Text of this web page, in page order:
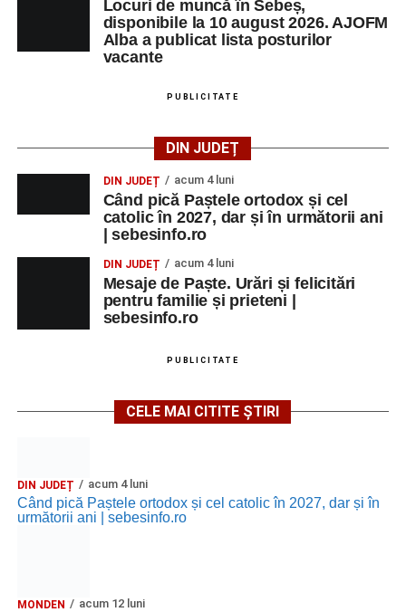
Locuri de muncă în Sebeș,
disponibile la 10 august 2026. AJOFM
Alba a publicat lista posturilor
vacante
PUBLICITATE
DIN JUDEȚ
DIN JUDEȚ acum 4 luni
Când pică Paștele ortodox și cel
catolic în 2027, dar și în următorii ani
| sebesinfo.ro
DIN JUDEȚ acum 4 luni
Mesaje de Paște. Urări și felicitări
pentru familie și prieteni |
sebesinfo.ro
PUBLICITATE
CELE MAI CITITE ȘTIRI
DIN JUDEȚ acum 4 luni
Când pică Paștele ortodox și cel catolic în 2027, dar și în
următorii ani | sebesinfo.ro
MONDEN acum 12 luni